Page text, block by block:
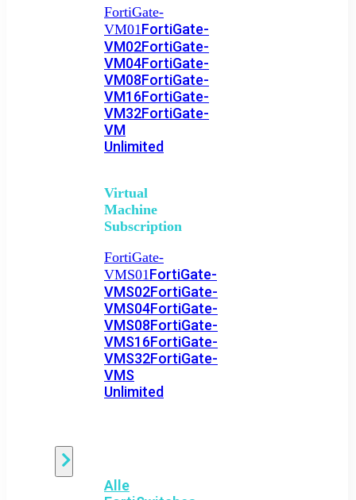
FortiGate-
VM01FortiGate-
VM02FortiGate-
VM04FortiGate-
VM08FortiGate-
VM16FortiGate-
VM32FortiGate-
VM
Unlimited
Virtual
Machine
Subscription
FortiGate-
VMS01FortiGate-
VMS02FortiGate-
VMS04FortiGate-
VMS08FortiGate-
VMS16FortiGate-
VMS32FortiGate-
VMS
Unlimited
Alle